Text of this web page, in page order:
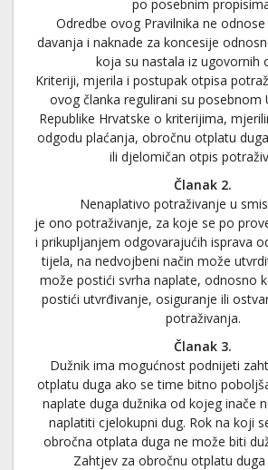
po posebnim
Odredbe ovog Pravilnika ne
davanja i naknade za koncesije
koja su nastala iz ugovornih
Kriteriji, mjerila i postupak otpisa
ovog članka regulirani su posebnom
Republike Hrvatske o kriterijima,
odgodu plaćanja, obročnu otplatu
ili djelomičan otpis
Članak 2.
Nenaplativo potraživanje u
je ono potraživanje, za koje se po
i prikupljanjem odgovarajućih isprava
tijela, na nedvojbeni način može
može postići svrha naplate, odnosno
postići utvrđivanje, osiguranje ili
potraživanja.
Članak 3.
Dužnik ima mogućnost podnijeti
otplatu duga ako se time bitno
naplate duga dužnika od kojeg inače
naplatiti cjelokupni dug. Rok na koji
obročna otplata duga ne može biti
Zahtjev za obročnu otplatu